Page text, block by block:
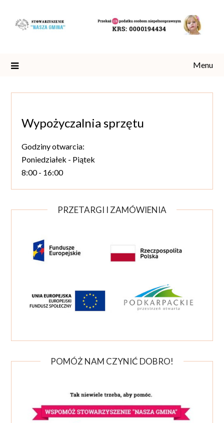
content
Menu
Wypożyczalnia sprzętu
Godziny otwarcia:
Poniedziałek - Piątek
8:00 - 16:00
PRZETARGI I ZAMÓWIENIA
POMÓŻ NAM CZYNIĆ DOBRO!